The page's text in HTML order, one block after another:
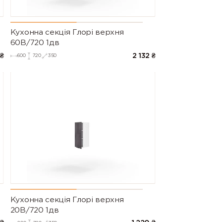
₴
Кухонна секція Глорі верхня
60В/720 1дв
600 720 350 2 132 ₴
Кухонна секція Глорі верхня
20В/720 1дв